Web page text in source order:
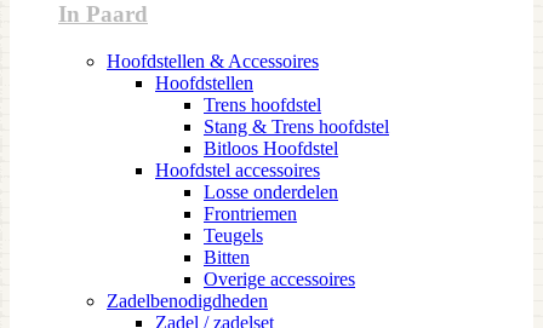
In Paard
Hoofdstellen & Accessoires
Hoofdstellen
Trens hoofdstel
Stang & Trens hoofdstel
Bitloos Hoofdstel
Hoofdstel accessoires
Losse onderdelen
Frontriemen
Teugels
Bitten
Overige accessoires
Zadelbenodigdheden
Zadel / zadelset